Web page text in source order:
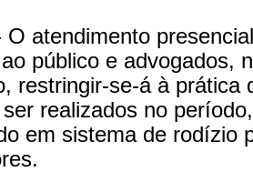
O atendimento
público e advogados,
restringir-se-á à prática
realizados no
em sistema de rodízio